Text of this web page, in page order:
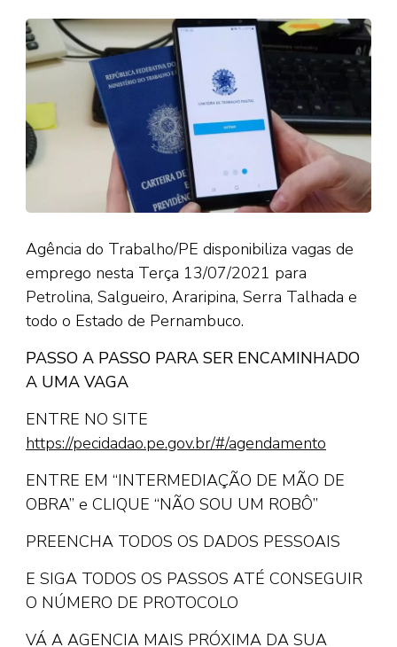
Agência do Trabalho/PE disponibiliza vagas de
emprego nesta Terça 13/07/2021 para
Petrolina, Salgueiro, Araripina, Serra Talhada e
todo o Estado de Pernambuco.
PASSO A PASSO PARA SER ENCAMINHADO
A UMA VAGA
ENTRE NO SITE
https://pecidadao.pe.gov.br/#/agendamento
ENTRE EM “INTERMEDIAÇÃO DE MÃO DE
OBRA” e CLIQUE “NÃO SOU UM ROBÔ”
PREENCHA TODOS OS DADOS PESSOAIS
E SIGA TODOS OS PASSOS ATÉ CONSEGUIR
O NÚMERO DE PROTOCOLO
VÁ A AGENCIA MAIS PRÓXIMA DA SUA